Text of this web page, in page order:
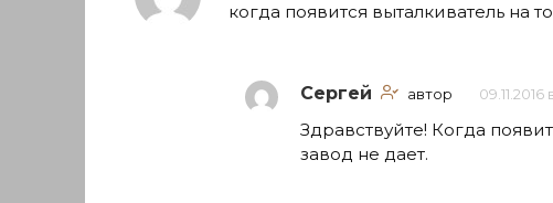
когда появится выталкиватель на
Сергей автор 09.11.2016
Здравствуйте! Когда
завод не дает.